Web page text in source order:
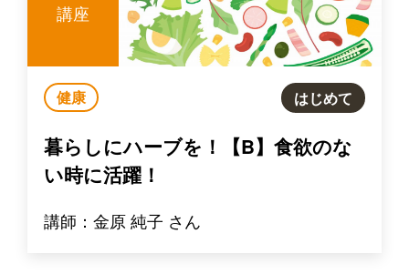
講座
健康 はじめて
暮らしにハーブを！【B】食欲のな
い時に活躍！
講師：金原 純子 さん